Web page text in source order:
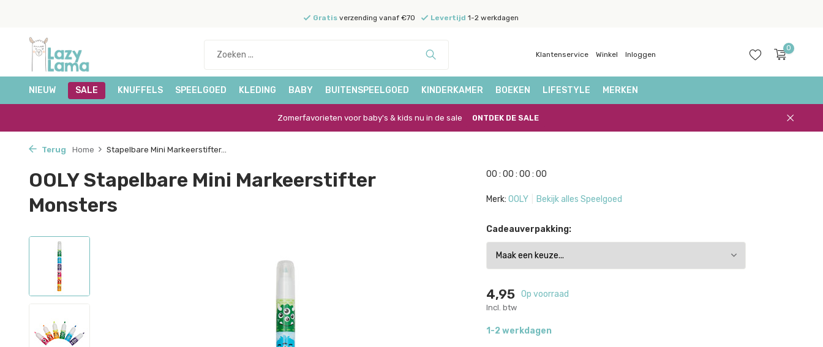
Gratisverzending vanaf €70 Levertijd 1-2 werkdagen
Klantenservice Winkel Inloggen
0
NIEUW SALE KNUFFELS SPEELGOED KLEDING BABY BUITENSPEELGOED KINDERKAMER BOEKEN LIFESTYLE MERKEN
Zomerfavorieten voor baby's & kids nu in de sale ONTDEK DE SALE
Terug Home Stapelbare Mini Markeerstifter...
OOLY Stapelbare Mini Markeerstifter
Monsters
00 : 00 : 00 : 00
Merk: OOLY Bekijk alles Speelgoed
Cadeauverpakking:
4,95 Op voorraad
Incl. btw
1-2 werkdagen